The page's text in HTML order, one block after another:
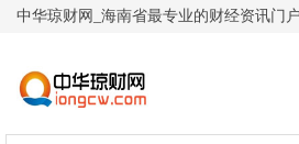
中华琼财网_海南省最专业的财经资讯门户